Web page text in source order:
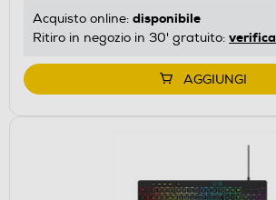
Acquisto online: disponibile
Ritiro in negozio in 30' gratuito: verifica
AGGIUNGI